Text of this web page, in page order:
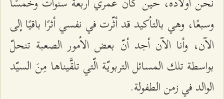
وسبعًا، وهي بالتأكيد قد أثّرت في نفسي أثرًا باقيًا إلى
الآن، وأنا الآن أجد أنّ بعض الأمور الصعبة تنحلّ
بواسطة تلك المسائل التربويّة الّتي تلقَّيناها مِنَ السيّد
الوالد في زمن الطفولة.